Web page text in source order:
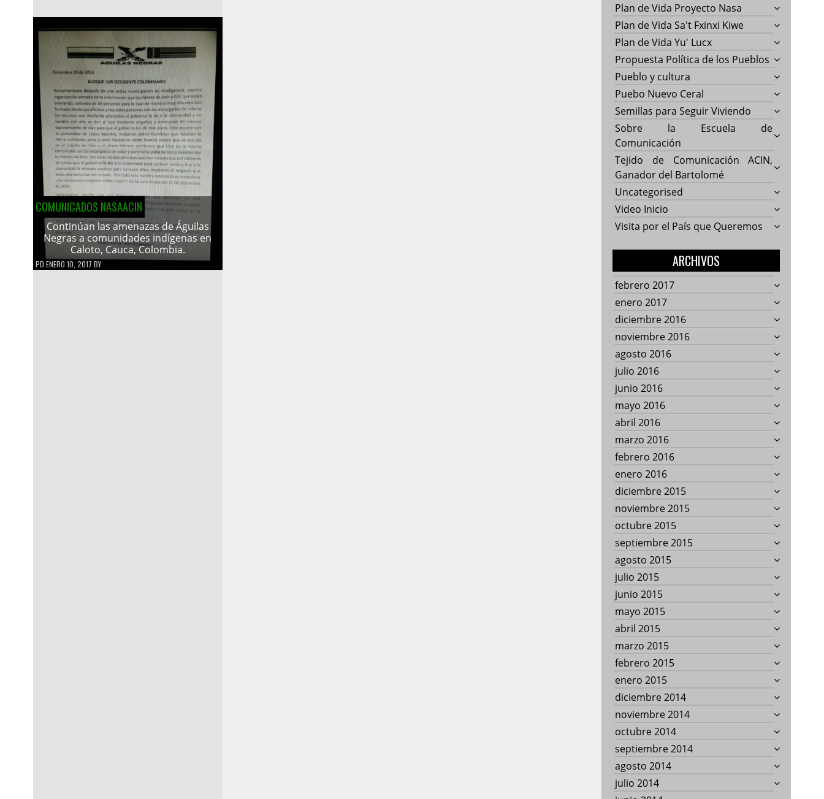
COMUNICADOS NASAACIN
Continúan las amenazas de Águilas
Negras a comunidades indígenas en
Caloto, Cauca, Colombia.
PD ENERO 10, 2017 BY
Plan de Vida Proyecto Nasa
Plan de Vida Sa't Fxinxi Kiwe
Plan de Vida Yu' Lucx
Propuesta Política de los Pueblos
Pueblo y cultura
Puebo Nuevo Ceral
Semillas para Seguir Viviendo
Sobre la Escuela de
Comunicación
Tejido de Comunicación ACIN,
Ganador del Bartolomé
Uncategorised
Video Inicio
Visita por el País que Queremos
ARCHIVOS
febrero 2017
enero 2017
diciembre 2016
noviembre 2016
agosto 2016
julio 2016
junio 2016
mayo 2016
abril 2016
marzo 2016
febrero 2016
enero 2016
diciembre 2015
noviembre 2015
octubre 2015
septiembre 2015
agosto 2015
julio 2015
junio 2015
mayo 2015
abril 2015
marzo 2015
febrero 2015
enero 2015
diciembre 2014
noviembre 2014
octubre 2014
septiembre 2014
agosto 2014
julio 2014